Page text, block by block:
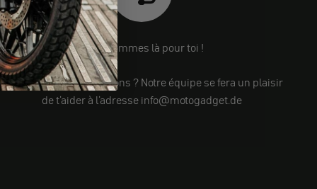
Nous sommes là pour toi !
Tu as encore des questions ? Notre équipe se fera un plaisir
de t'aider à l'adresse info@motogadget.de